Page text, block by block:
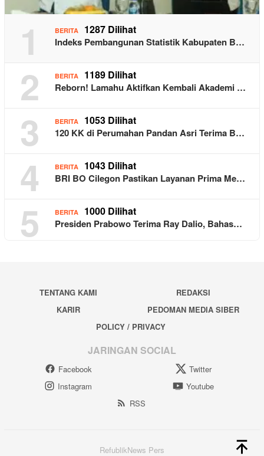
1 BERITA 1287 Dilihat
Indeks Pembangunan Statistik Kabupaten B…
2 BERITA 1189 Dilihat
Reborn! Lamahu Aktifkan Kembali Akademi …
3 BERITA 1053 Dilihat
120 KK di Perumahan Pandan Asri Terima B…
4 BERITA 1043 Dilihat
BRI BO Cilegon Pastikan Layanan Prima Me…
5 BERITA 1000 Dilihat
Presiden Prabowo Terima Ray Dalio, Bahas…
TENTANG KAMI
REDAKSI
KARIR
PEDOMAN MEDIA SIBER
POLICY / PRIVACY
JARINGAN SOCIAL
Facebook
Twitter
Instagram
Youtube
RSS
RefublikNews Pers